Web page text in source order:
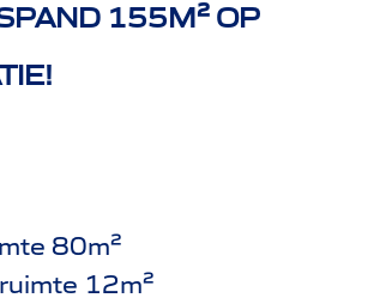
155M² OP
80m²
12m²